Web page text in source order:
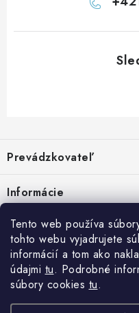
Tento web používa
tohto webu vyjadrujete
informácií a tom ako
údajmi tu. Podrobné
súbory cookies tu.
p
ä
t
Prevádzkovateľ
Malinová 49
IČO: 34670602
DIČ: 1020448297
IČ DPH: SK1020448297
Informácie
Kontakty
Doprava a platba
Obchodné podmienky
Facebook